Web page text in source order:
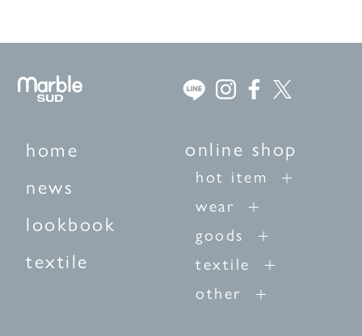
home
news
lookbook
textile
online shop
hot item
wear
goods
textile
other